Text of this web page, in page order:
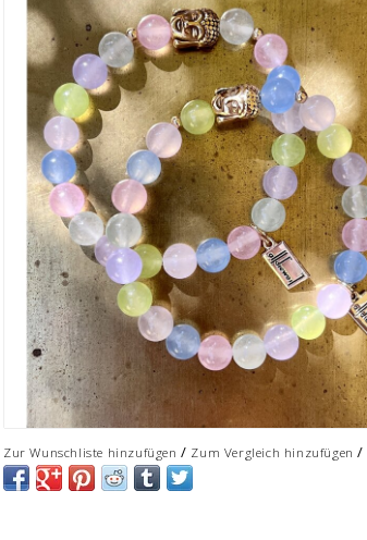
Zur Wunschliste hinzufügen / Zum Vergleich hinzufügen /